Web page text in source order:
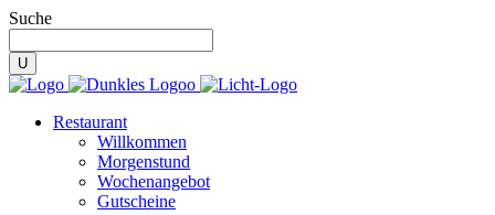
Suche
Restaurant
Willkommen
Morgenstund
Wochenangebot
Gutscheine